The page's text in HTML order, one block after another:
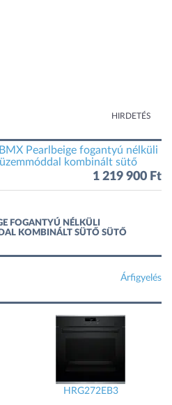
HIRDETÉS
Pearlbeige fogantyú nélküli
kombinált sütő
1 219 900 Ft
FOGANTYÚ NÉLKÜLI
KOMBINÁLT SÜTŐ SÜTŐ
Árfigyelés
HRG272EB3